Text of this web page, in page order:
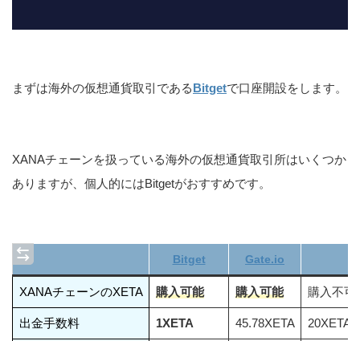
まずは海外の仮想通貨取引であるBitgetで口座開設をします。
XANAチェーンを扱っている海外の仮想通貨取引所はいくつか
ありますが、個人的にはBitgetがおすすめです。
Bitget Gate.io
XANAチェーンのXETA 購入可能 購入可能 購入不可
出金手数料 1XETA 45.78XETA 20XETA